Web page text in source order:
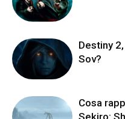
Destiny
Sov?
Cosa
Sekiro: